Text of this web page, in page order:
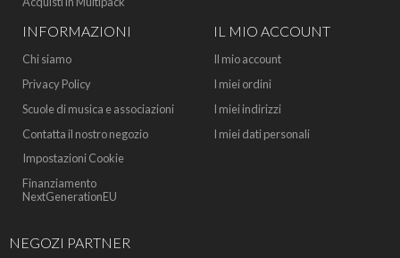
INFORMAZIONI
Chi siamo
Privacy Policy
Scuole di musica e associazioni
Contatta il nostro negozio
Impostazioni Cookie
Finanziamento
NextGenerationEU
IL MIO ACCOUNT
Il mio account
I miei ordini
I miei indirizzi
I miei dati personali
NEGOZI PARTNER